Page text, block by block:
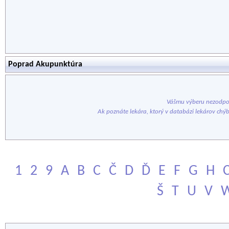
Poprad Akupunktúra
Vášmu výberu
Ak poznáte lekára, ktorý v databázi lekárov
1 2 9 A B C Č D Ď E F G H
Š
T U V